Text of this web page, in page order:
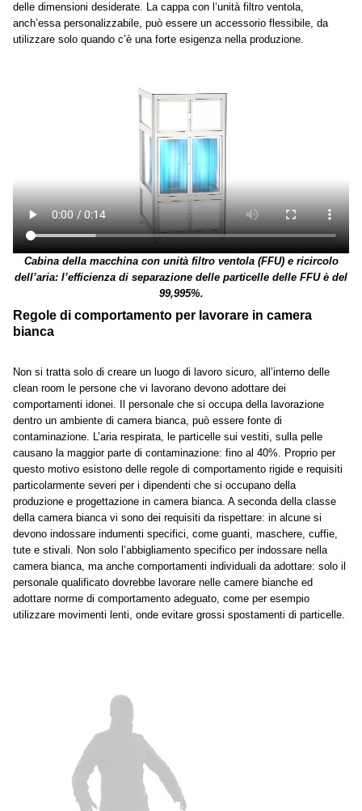
delle dimensioni desiderate. La cappa con l’unità filtro ventola,
anch’essa personalizzabile, può essere un accessorio flessibile, da
utilizzare solo quando c’è una forte esigenza nella produzione.
Cabina della macchina con unità filtro ventola (FFU) e ricircolo
dell’aria: l’efficienza di separazione delle particelle delle FFU è del
99,995%.
Regole di comportamento per lavorare in camera
bianca
Non si tratta solo di creare un luogo di lavoro sicuro, all’interno delle
clean room le persone che vi lavorano devono adottare dei
comportamenti idonei. Il personale che si occupa della lavorazione
dentro un ambiente di camera bianca, può essere fonte di
contaminazione. L’aria respirata, le particelle sui vestiti, sulla pelle
causano la maggior parte di contaminazione: fino al 40%. Proprio per
questo motivo esistono delle regole di comportamento rigide e requisiti
particolarmente severi per i dipendenti che si occupano della
produzione e progettazione in camera bianca. A seconda della classe
della camera bianca vi sono dei requisiti da rispettare: in alcune si
devono indossare indumenti specifici, come guanti, maschere, cuffie,
tute e stivali. Non solo l’abbigliamento specifico per indossare nella
camera bianca, ma anche comportamenti individuali da adottare: solo il
personale qualificato dovrebbe lavorare nelle camere bianche ed
adottare norme di comportamento adeguato, come per esempio
utilizzare movimenti lenti, onde evitare grossi spostamenti di particelle.